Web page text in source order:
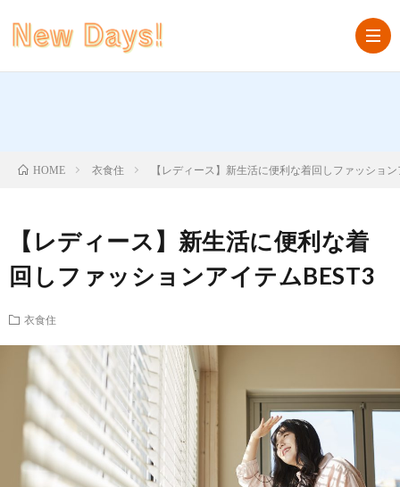
住
具・
ラ
ッち
HOME 衣食住 【レディース】新生活に便利な着回しファッショ
【レディース】新生活に便利な着
回しファッションアイテムBEST3
衣食住